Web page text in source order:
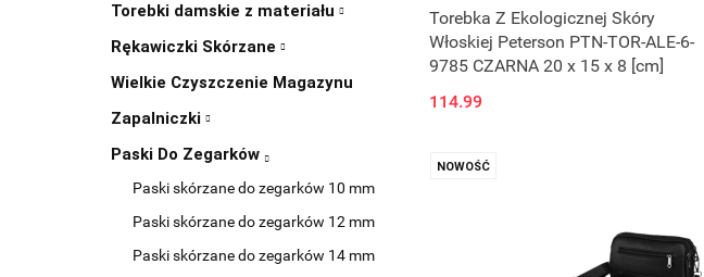
Torebki damskie z materiału
Rękawiczki Skórzane
Wielkie Czyszczenie Magazynu
Zapalniczki
Paski Do Zegarków
Paski skórzane do zegarków 10 mm
Paski skórzane do zegarków 12 mm
Paski skórzane do zegarków 14 mm
Torebka Z Ekologicznej Skóry
Włoskiej Peterson PTN-TOR-ALE-6-
9785 CZARNA 20 x 15 x 8 [cm]
114.99
NOWOŚĆ